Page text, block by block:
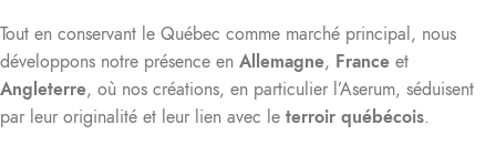
Tout en conservant le Québec comme marché principal, nous
développons notre présence en Allemagne, France et
Angleterre, où nos créations, en particulier l’Aserum, séduisent
par leur originalité et leur lien avec le terroir québécois.